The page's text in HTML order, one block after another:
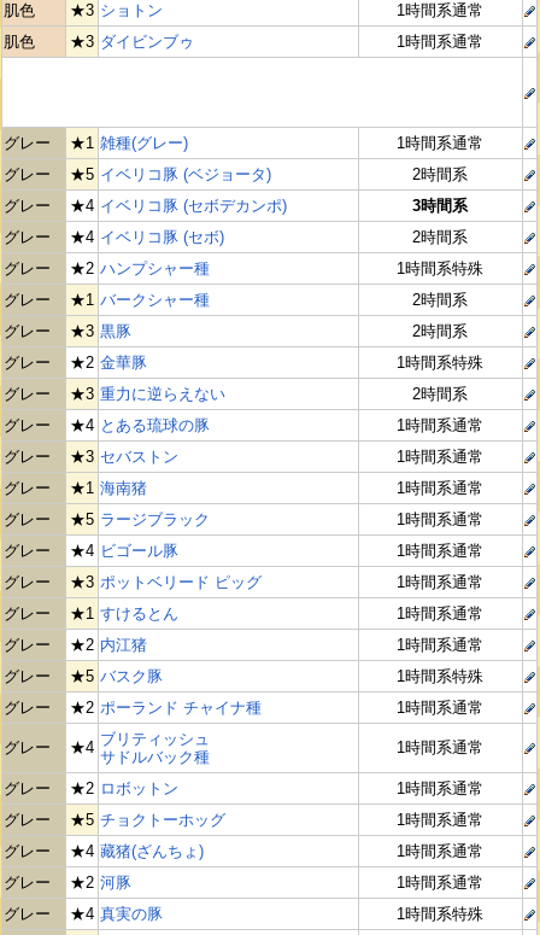
肌色
★3 ショトン
1時間系通常
肌色
★3 ダイビンブゥ 1時間系通常
グレー ★1 雑種(グレー)
1時間系通常
グレー
★5 イベリコ豚 (ベジョータ)
2時間系
グレー
★4 イベリコ豚 (セボデカンポ)
3時間系
グレー
★4 イベリコ豚 (セボ)
2時間系
グレー
★2 ハンプシャー種
1時間系特殊
グレー
★1 バークシャー種
2時間系
グレー
★3 黒豚
2時間系
グレー
★2 金華豚
1時間系特殊
グレー
★3 重力に逆らえない
2時間系
グレー
★4 とある琉球の豚
1時間系通常
グレー
★3 セバストン
1時間系通常
グレー
★1 海南猪
1時間系通常
グレー
★5 ラージブラック
1時間系通常
グレー
★4 ビゴール豚
1時間系通常
グレー
★3 ポットベリード ピッグ
1時間系通常
グレー
★1 すけるとん
1時間系通常
グレー
★2 内江猪
1時間系通常
グレー
★5 バスク豚
1時間系特殊
グレー
★2 ポーランド チャイナ種 1時間系通常
グレー ★4 ブリティッシュ
サドルバック種
1時間系通常
グレー ★2 ロボットン
1時間系通常
グレー
★5 チョクトーホッグ
1時間系通常
グレー
★4 藏猪(ざんちょ)
1時間系通常
グレー
★2 河豚
1時間系通常
グレー
★4 真実の豚
1時間系特殊